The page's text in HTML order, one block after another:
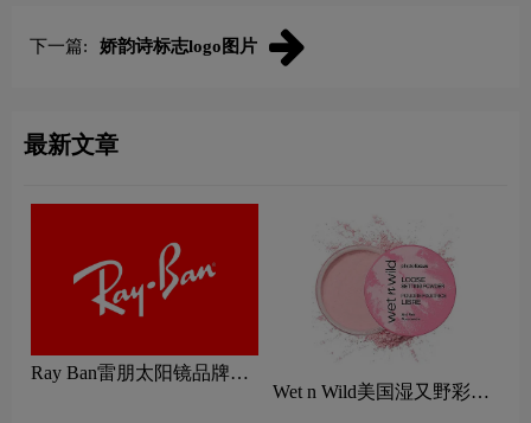
下一篇: 娇韵诗标志logo图片
最新文章
Ray Ban雷朋太阳镜品牌标
Wet n Wild美国湿又野彩妆